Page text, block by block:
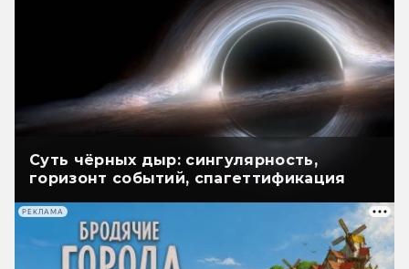
Суть чёрных дыр: сингулярность,
горизонт событий, спагеттификация
РЕКЛАМА